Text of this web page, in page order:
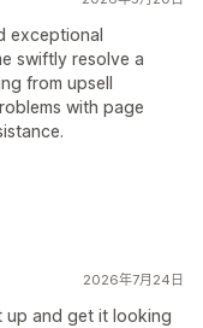
exceptional
swiftly resolve a
from upsell
with page
2026年7月24日
up and get it looking